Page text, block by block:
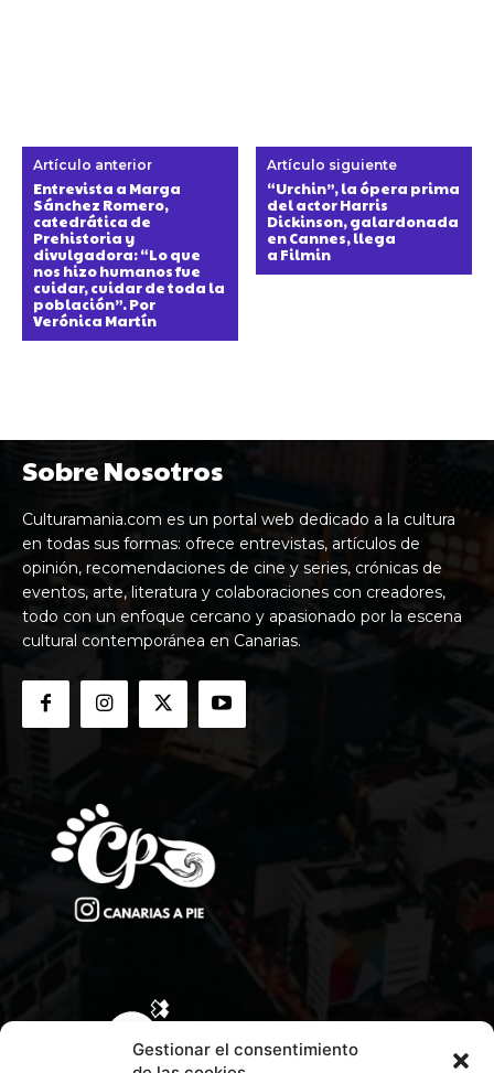
Gestionar el consentimiento
Artículo anterior
Entrevista a Marga
Sánchez Romero,
catedrática de
Prehistoria y
divulgadora: “Lo que
nos hizo humanos fue
cuidar, cuidar de toda la
población”. Por
Verónica Martín
Artículo siguiente
“Urchin”, la ópera prima
del actor Harris
Dickinson, galardonada
en Cannes, llega
a Filmin
Sobre Nosotros
Culturamania.com es un portal web dedicado a la cultura
en todas sus formas: ofrece entrevistas, artículos de
opinión, recomendaciones de cine y series, crónicas de
eventos, arte, literatura y colaboraciones con creadores,
todo con un enfoque cercano y apasionado por la escena
cultural contemporánea en Canarias.